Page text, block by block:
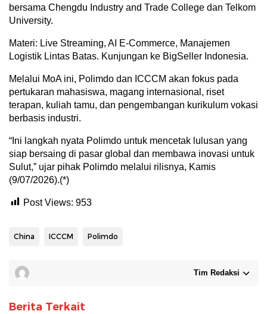
bersama Chengdu Industry and Trade College dan Telkom
University.
Materi: Live Streaming, AI E-Commerce, Manajemen
Logistik Lintas Batas. Kunjungan ke BigSeller Indonesia.
Melalui MoA ini, Polimdo dan ICCCM akan fokus pada
pertukaran mahasiswa, magang internasional, riset
terapan, kuliah tamu, dan pengembangan kurikulum vokasi
berbasis industri.
“Ini langkah nyata Polimdo untuk mencetak lulusan yang
siap bersaing di pasar global dan membawa inovasi untuk
Sulut,” ujar pihak Polimdo melalui rilisnya, Kamis
(9/07/2026).(*)
Post Views: 953
China ICCCM Polimdo
Tim Redaksi
Berita Terkait